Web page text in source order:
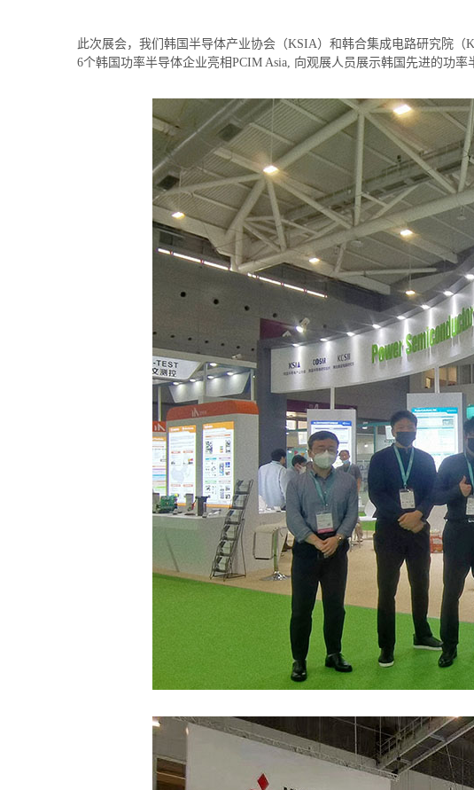
此次展会，我们韩国半导体产业协会（KSIA）和韩合集成电路研究院（
6个韩国功率半导体企业亮相PCIM Asia, 向观展人员展示韩国先进的功